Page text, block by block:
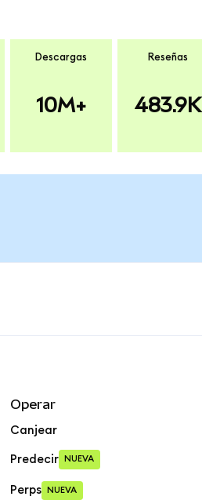
Descargas
10M+
Reseñas
483.9K
Operar
Canjear
Predecir NUEVA
Perps NUEVA